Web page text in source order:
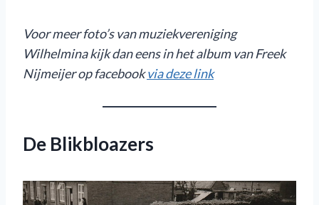
Voor meer foto’s van muziekvereniging
Wilhelmina kijk dan eens in het album van Freek
Nijmeijer op facebookvia deze link
De Blikbloazers